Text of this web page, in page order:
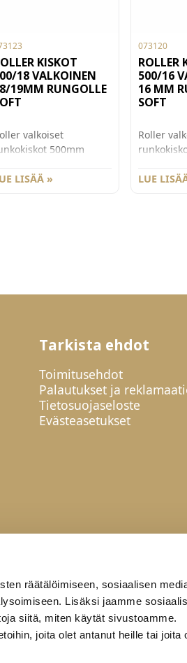
räätälöimiseen, sosiaalisen
Lisäksi jaamme
siitä, miten käytät sivustoamme.
joita olet antanut heille tai joita
KISKOT
18 VALKOINEN
19MM RUNGOLLE
valkoiset
500mm
takaa
LISÄÄ »
073120
ROLLER
500/16
16 MM
SOFT
Roller
LUE
Tarkista ehdot
Toimitusehdot
Palautukset ja
Tietosuojaseloste
Evästeasetukset